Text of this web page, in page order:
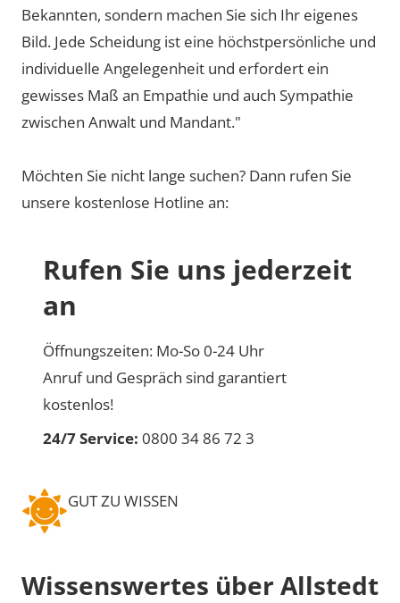
Bekannten, sondern machen Sie sich Ihr eigenes
Bild. Jede Scheidung ist eine höchstpersönliche und
individuelle Angelegenheit und erfordert ein
gewisses Maß an Empathie und auch Sympathie
zwischen Anwalt und Mandant."
Möchten Sie nicht lange suchen? Dann rufen Sie
unsere kostenlose Hotline an:
Rufen Sie uns jederzeit
an
Öffnungszeiten: Mo-So 0-24 Uhr
Anruf und Gespräch sind garantiert
kostenlos!
24/7 Service: 0800 34 86 72 3
GUT ZU WISSEN
Wissenswertes über Allstedt